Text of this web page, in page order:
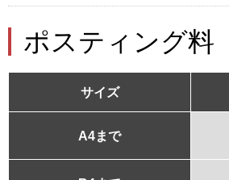
ポスティング料
サイズ
A4まで